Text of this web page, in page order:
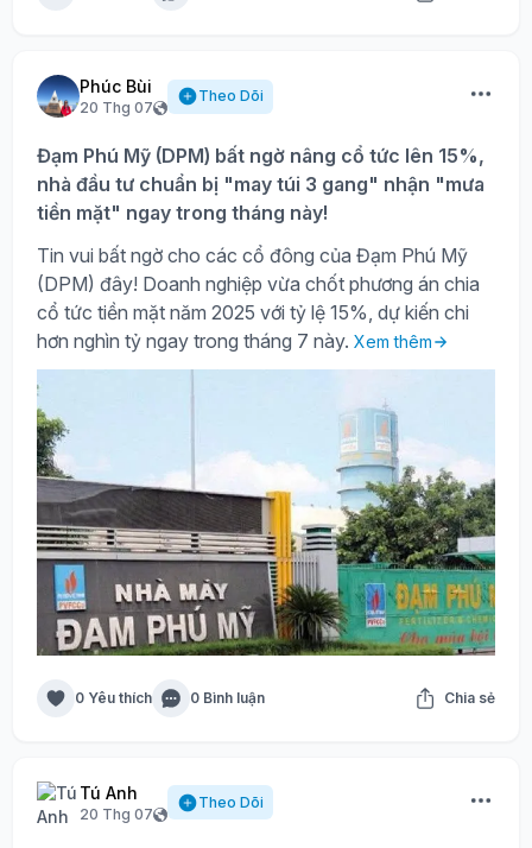
Phúc Bùi
20 Thg 07
Theo Dõi
Đạm Phú Mỹ (DPM) bất ngờ nâng cổ tức lên 15%,
nhà đầu tư chuẩn bị "may túi 3 gang" nhận "mưa
tiền mặt" ngay trong tháng này!
Tin vui bất ngờ cho các cổ đông của Đạm Phú Mỹ
(DPM) đây! Doanh nghiệp vừa chốt phương án chia
cổ tức tiền mặt năm 2025 với tỷ lệ 15%, dự kiến chi
hơn nghìn tỷ ngay trong tháng 7 này. Xem thêm
0 Yêu thích 0 Bình luận Chia sẻ
Tú Anh
20 Thg 07
Theo Dõi